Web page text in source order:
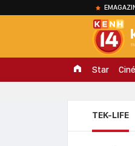
Star Ciné
TEK-LIFE